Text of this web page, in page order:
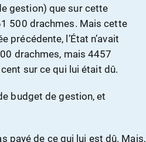
gestion) que sur cette
500 drachmes. Mais cette
précédente, l’État n’avait
drachmes, mais 4457
sur ce qui lui était dû.
budget de gestion, et
payé de ce qui lui est dû. Mais,